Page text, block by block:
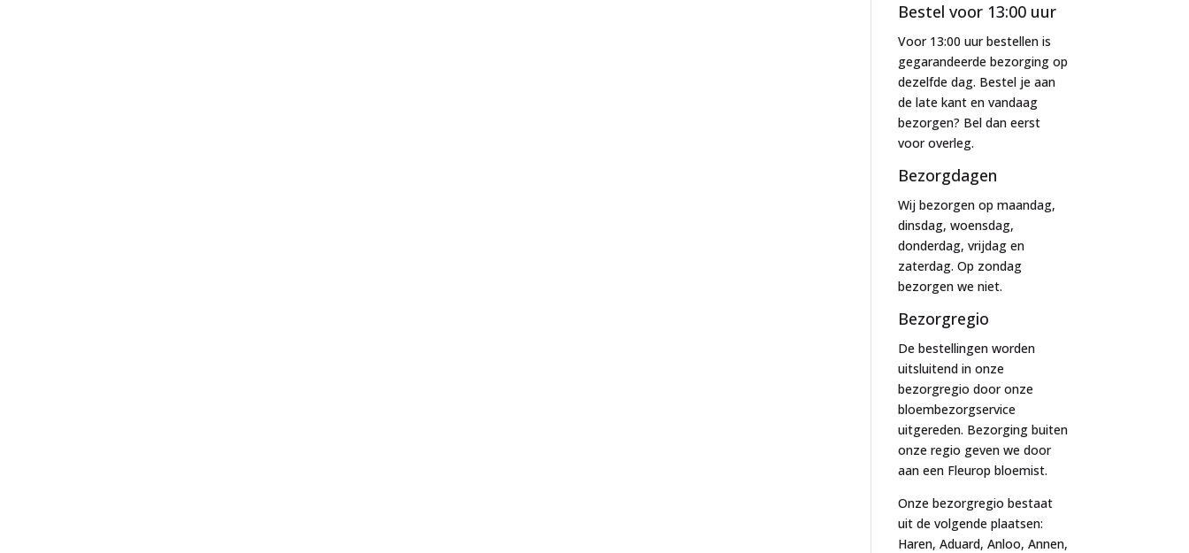
Bestel voor 13:00 uur
Voor 13:00 uur bestellen is
gegarandeerde bezorging op
dezelfde dag. Bestel je aan
de late kant en vandaag
bezorgen? Bel dan eerst
voor overleg.
Bezorgdagen
Wij bezorgen op maandag,
dinsdag, woensdag,
donderdag, vrijdag en
zaterdag. Op zondag
bezorgen we niet.
Bezorgregio
De bestellingen worden
uitsluitend in onze
bezorgregio door onze
bloembezorgservice
uitgereden. Bezorging buiten
onze regio geven we door
aan een Fleurop bloemist.
Onze bezorgregio bestaat
uit de volgende plaatsen:
Haren, Aduard, Anloo, Annen,